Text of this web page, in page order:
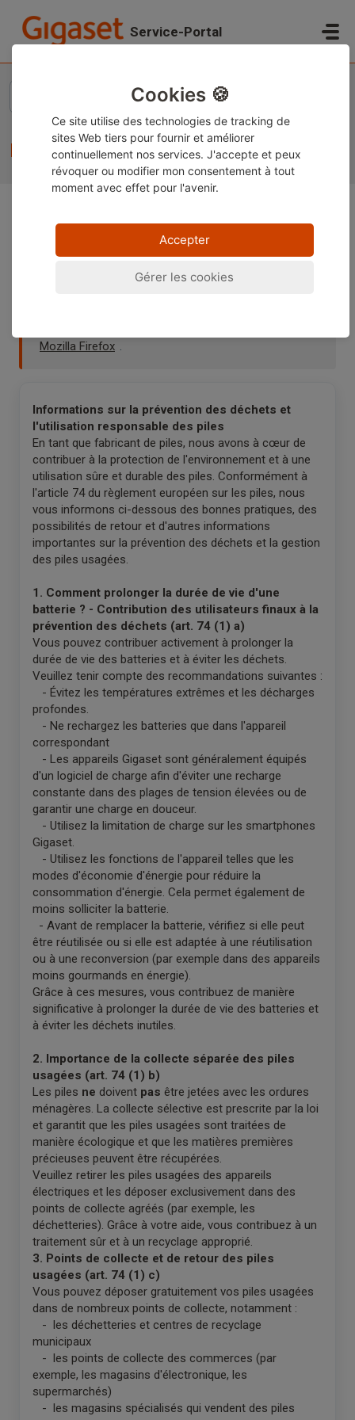
Service-Portal
Informations relatives à l'élimination
Remarque :Ce contenu est actuellement disponible
uniquement en allemand et en anglais. Vous pouvez
navigateur pour afficher la page dans votre langue
Mozilla Firefox .
Informations sur la prévention des déchets et
l'utilisation responsable des piles
En tant que fabricant de piles, nous avons à cœur de
contribuer à la protection de l'environnement et à une
utilisation sûre et durable des piles. Conformément à
l'article 74 du règlement européen sur les piles, nous
vous informons ci-dessous des bonnes pratiques, des
possibilités de retour et d'autres informations
importantes sur la prévention des déchets et la gestion
des piles usagées.
1. Comment prolonger la durée de vie d'une
batterie ? - Contribution des utilisateurs finaux à la
prévention des déchets (art. 74 (1) a)
Vous pouvez contribuer activement à prolonger la
durée de vie des batteries et à éviter les déchets.
Veuillez tenir compte des recommandations suivantes :
- Évitez les températures extrêmes et les décharges
profondes.
- Ne rechargez les batteries que dans l'appareil
correspondant
- Les appareils Gigaset sont généralement équipés
d'un logiciel de charge afin d'éviter une recharge
constante dans des plages de tension élevées ou de
garantir une charge en douceur.
- Utilisez la limitation de charge sur les smartphones
Gigaset.
- Utilisez les fonctions de l'appareil telles que les
modes d'économie d'énergie pour réduire la
consommation d'énergie. Cela permet également de
moins solliciter la batterie.
- Avant de remplacer la batterie, vérifiez si elle peut
être réutilisée ou si elle est adaptée à une réutilisation
ou à une reconversion (par exemple dans des appareils
moins gourmands en énergie).
Grâce à ces mesures, vous contribuez de manière
significative à prolonger la durée de vie des batteries et
à éviter les déchets inutiles.
2. Importance de la collecte séparée des piles
usagées (art. 74 (1) b)
Les piles ne doivent pas être jetées avec les ordures
ménagères. La collecte sélective est prescrite par la loi
et garantit que les piles usagées sont traitées de
manière écologique et que les matières premières
précieuses peuvent être récupérées.
Veuillez retirer les piles usagées des appareils
électriques et les déposer exclusivement dans des
points de collecte agréés (par exemple, les
déchetteries). Grâce à votre aide, vous contribuez à un
traitement sûr et à un recyclage approprié.
3. Points de collecte et de retour des piles
usagées (art. 74 (1) c)
Vous pouvez déposer gratuitement vos piles usagées
dans de nombreux points de collecte, notamment :
- les déchetteries et centres de recyclage
municipaux
- les points de collecte des commerces (par
exemple, les magasins d'électronique, les
supermarchés)
- les magasins spécialisés qui vendent des piles
Cookies 🍪
Ce site utilise des technologies de tracking de
sites Web tiers pour fournir et améliorer
continuellement nos services. J'accepte et peux
révoquer ou modifier mon consentement à tout
moment avec effet pour l'avenir.
Accepter
Gérer les cookies